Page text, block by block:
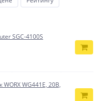
SGC-4100S
WG441E, 20В,